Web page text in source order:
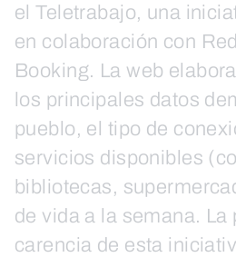
el Teletrabajo, una
en colaboración con
Booking. La web
los principales datos
pueblo, el tipo de
servicios disponibles
bibliotecas,
de vida a la semana. La
carencia de esta